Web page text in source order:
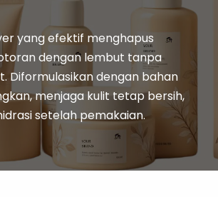
Body Care
Baby And Kids Care
Body Care
Hair Care
Men Care
Men Skincare
yang efektif menghapus
dengan lembut tanpa
Diformulasikan dengan bahan
menjaga kulit tetap bersih,
setelah pemakaian.